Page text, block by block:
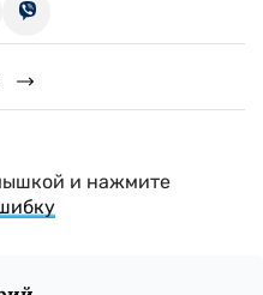
и нажмите